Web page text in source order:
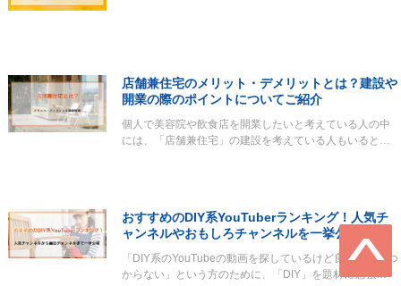
店舗兼住宅のメリット・デメリットとは？建設や
開業の際のポイントについてご紹介
個人で美容院や飲食店を開業したいと考えている人の中
には、「店舗兼住宅」の建設を考えている人もいると…
おすすめのDIY系YouTuberランキング！人気チ
ャンネルやおもしろチャンネルを一挙公開
「DIY系のYouTubeの動画を探しているけど良いのが見つ
からない」という方のために、「DIY」を題材に勉強…